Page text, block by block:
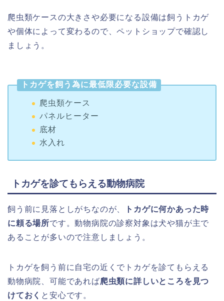
爬虫類ケースの大きさや必要になる設備は飼うトカゲ
や個体によって変わるので、ペットショップで確認し
ましょう。
トカゲを飼う為に最低限必要な設備
爬虫類ケース
パネルヒーター
底材
水入れ
トカゲを診てもらえる動物病院
飼う前に見落としがちなのが、
トカゲに何かあった時
に頼る場所です。動物病院の診察対象は犬や猫が主で
あることが多いので注意しましょう。
トカゲを飼う前に自宅の近くでトカゲを診てもらえる
動物病院、可能であれば爬虫類に詳しいところを見つ
けておく と安心です。